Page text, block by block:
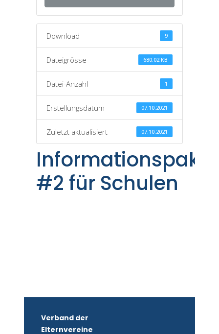
Download 9
Dateigrösse 680.02 KB
Datei-Anzahl 1
Erstellungsdatum 07.10.2021
Zuletzt aktualisiert 07.10.2021
Informationspaket
#2 für Schulen
Verband der
Elternvereine